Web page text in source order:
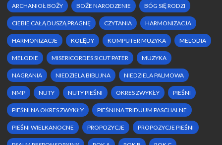
ARCHANIOŁ BOŻY BOŻE NARODZENIE BÓG SIĘ RODZI
CIEBIE CAŁĄ DUSZĄ PRAGNĘ CZYTANIA HARMONIZACJA
HARMONIZACJE KOLĘDY KOMPUTER MUZYKA MELODIA
MELODIE MISERICORDES SICUT PATER MUZYKA
NAGRANIA NIEDZIELA BIBLIJNA NIEDZIELA PALMOWA
NMP NUTY NUTY PIEŚNI OKRES ZWYKŁY PIEŚNI
PIEŚNI NA OKRES ZWYKŁY PIEŚNI NA TRIDUUM PASCHALNE
PIEŚNI WIELKANOCNE PROPOZYCJE PROPOZYCJE PIEŚNI